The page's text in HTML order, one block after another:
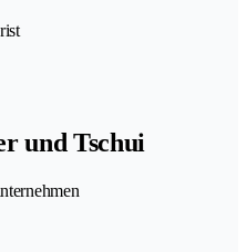
und Tschui